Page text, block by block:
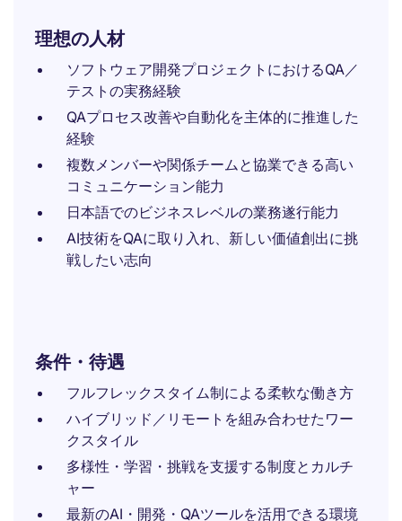
理想の人材
ソフトウェア開発プロジェクトにおけるQA／
テストの実務経験
QAプロセス改善や自動化を主体的に推進した
経験
複数メンバーや関係チームと協業できる高い
コミュニケーション能力
日本語でのビジネスレベルの業務遂行能力
AI技術をQAに取り入れ、新しい価値創出に挑
戦したい志向
条件・待遇
フルフレックスタイム制による柔軟な働き方
ハイブリッド／リモートを組み合わせたワー
クスタイル
多様性・学習・挑戦を支援する制度とカルチ
ャー
最新のAI・開発・QAツールを活用できる環境